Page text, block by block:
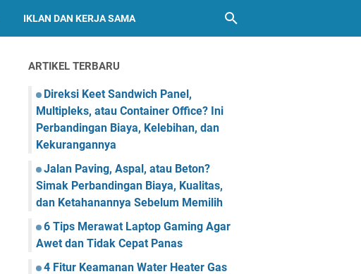
IKLAN DAN KERJA SAMA
ARTIKEL TERBARU
Direksi Keet Sandwich Panel,
Multipleks, atau Container Office? Ini
Perbandingan Biaya, Kelebihan, dan
Kekurangannya
Jalan Paving, Aspal, atau Beton?
Simak Perbandingan Biaya, Kualitas,
dan Ketahanannya Sebelum Memilih
6 Tips Merawat Laptop Gaming Agar
Awet dan Tidak Cepat Panas
4 Fitur Keamanan Water Heater Gas